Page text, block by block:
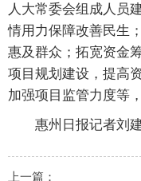
人大常委会组成人员
情用力保障改善民生
惠及群众；拓宽资金
项目规划建设，提高
加强项目监管力度等
惠州日报记者刘建
上一篇：